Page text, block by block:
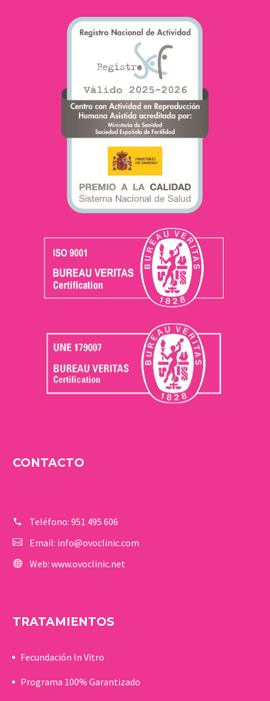
CONTACTO
Teléfono: 951 495 606
Email: info@ovoclinic.com
Web: www.ovoclinic.net
TRATAMIENTOS
Fecundación In Vitro
Programa 100% Garantizado